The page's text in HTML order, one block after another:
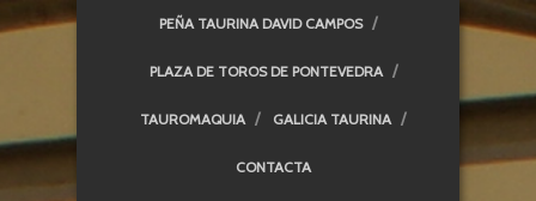
PEÑA TAURINA DAVID CAMPOS
PLAZA DE TOROS DE PONTEVEDRA
TAUROMAQUIA GALICIA TAURINA
CONTACTA